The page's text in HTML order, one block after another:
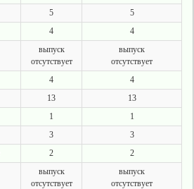
5
5
4 4
выпуск
отсутствует
выпуск
отсутствует
4
4
13
13
1
1
3
3
2 2
выпуск
отсутствует
выпуск
отсутствует